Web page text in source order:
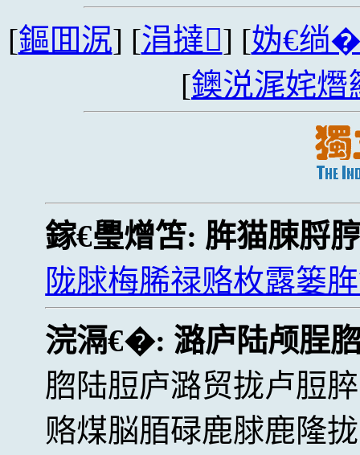
[鏂囬泦] [涓撻] [妫€绱
[鐭涚浘姹熸
鎵€璺熷笘: 脌猫脨脟
陇脙梅脪禄赂枚露篓
浣滆€�: 潞庐陆颅脭
脗陆脰庐潞贸拢卢脰
赂煤脳脜碌鹿脙鹿隆拢